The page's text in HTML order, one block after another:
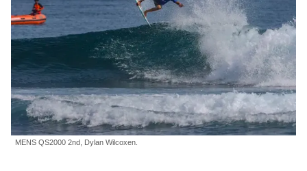
MENS QS2000 2nd, Dylan Wilcoxen.